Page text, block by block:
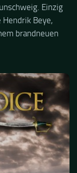
Einzig
Beye,
brandneuen